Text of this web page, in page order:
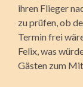
ihren Flieger
zu prüfen, ob
Termin frei
Felix, was
Gästen zum